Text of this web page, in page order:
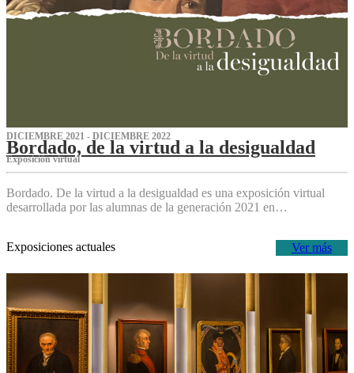
DICIEMBRE 2021 - DICIEMBRE 2022
Bordado, de la virtud a la desigualdad
Exposición virtual‌
Bordado. De la virtud a la desigualdad es una exposición virtual
desarrollada por las alumnas de la generación 2021 en…
Ver más
Exposiciones actuales